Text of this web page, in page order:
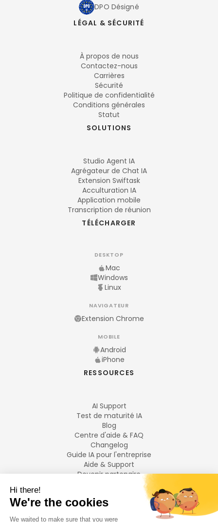
DPO Désigné
LÉGAL & SÉCURITÉ
À propos de nous
Contactez-nous
Carrières
Sécurité
Politique de confidentialité
Conditions générales
Statut
SOLUTIONS
Studio Agent IA
Agrégateur de Chat IA
Extension Swiftask
Acculturation IA
Application mobile
Transcription de réunion
TÉLÉCHARGER
DESKTOP
Mac
Windows
Linux
NAVIGATEUR
Extension Chrome
MOBILE
Android
iPhone
RESSOURCES
AI Support
Test de maturité IA
Blog
Centre d'aide & FAQ
Changelog
Guide IA pour l'entreprise
Aide & Support
Devenir partenaire
LANGUES